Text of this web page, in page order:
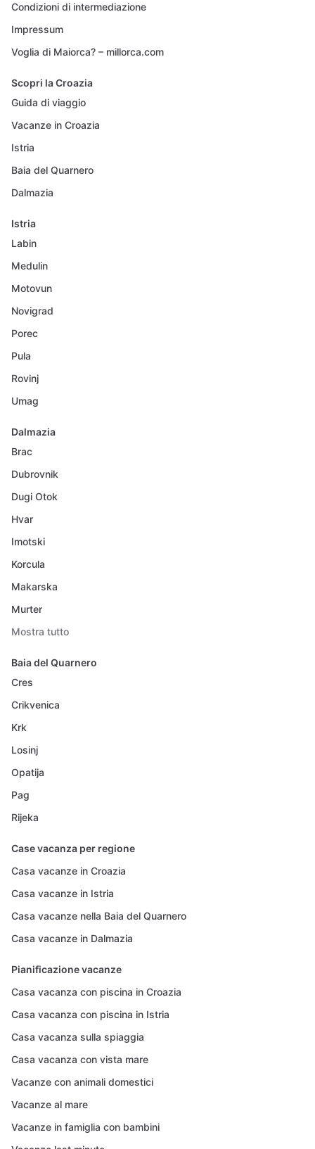
Condizioni di intermediazione
Impressum
Voglia di Maiorca? – millorca.com
Scopri la Croazia
Guida di viaggio
Vacanze in Croazia
Istria
Baia del Quarnero
Dalmazia
Istria
Labin
Medulin
Motovun
Novigrad
Porec
Pula
Rovinj
Umag
Dalmazia
Brac
Dubrovnik
Dugi Otok
Hvar
Imotski
Korcula
Makarska
Murter
Mostra tutto
Baia del Quarnero
Cres
Crikvenica
Krk
Losinj
Opatija
Pag
Rijeka
Case vacanza per regione
Casa vacanze in Croazia
Casa vacanze in Istria
Casa vacanze nella Baia del Quarnero
Casa vacanze in Dalmazia
Pianificazione vacanze
Casa vacanza con piscina in Croazia
Casa vacanza con piscina in Istria
Casa vacanza sulla spiaggia
Casa vacanza con vista mare
Vacanze con animali domestici
Vacanze al mare
Vacanze in famiglia con bambini